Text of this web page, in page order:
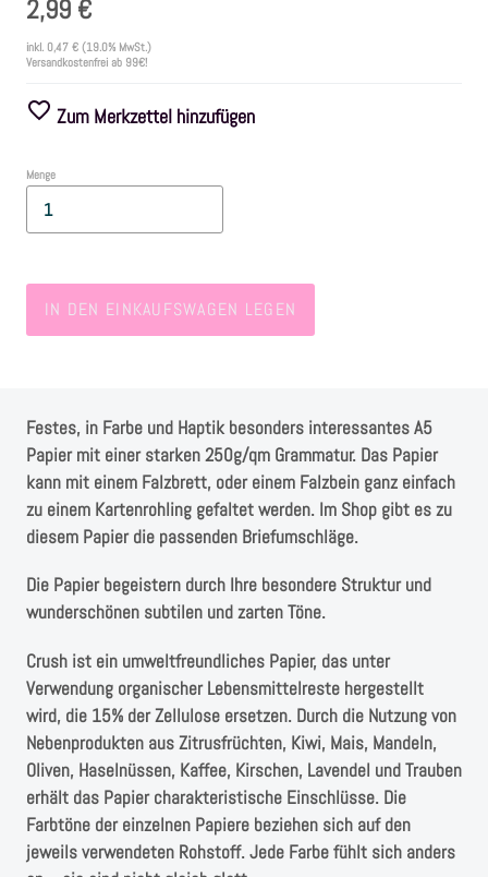
Zubehör
Herbst
Kranzliebe
2,99 €
inkl. 0,47 € (19.0% MwSt.)
Versandkostenfrei ab 99€!
Zum Merkzettel hinzufügen
Menge
IN DEN EINKAUFSWAGEN LEGEN
Festes, in Farbe und Haptik besonders interessantes A5
Papier mit einer starken 250g/qm Grammatur. Das Papier
kann mit einem Falzbrett, oder einem Falzbein ganz einfach
zu einem Kartenrohling gefaltet werden. Im Shop gibt es zu
diesem Papier die passenden Briefumschläge.
Die Papier begeistern durch Ihre besondere Struktur und
wunderschönen subtilen und zarten Töne.
Crush ist ein umweltfreundliches Papier, das unter
Verwendung organischer Lebensmittelreste hergestellt
wird, die 15% der Zellulose ersetzen. Durch die Nutzung von
Nebenprodukten aus Zitrusfrüchten, Kiwi, Mais, Mandeln,
Oliven, Haselnüssen, Kaffee, Kirschen, Lavendel und Trauben
erhält das Papier charakteristische Einschlüsse. Die
Farbtöne der einzelnen Papiere beziehen sich auf den
jeweils verwendeten Rohstoff. Jede Farbe fühlt sich anders